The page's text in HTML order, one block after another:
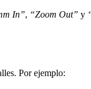
In”, “Zoom Out” y
Por ejemplo: